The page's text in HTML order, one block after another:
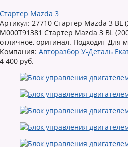
Стартер Mazda 3
Артикул: 27710 Стартер Mazda 3 BL
M000T91381 Стартер Mazda 3 BL
отличное, оригинал. Подходит Для
Компания: Авторазбор У-Деталь
4 400 руб.